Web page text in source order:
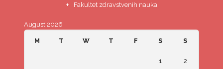
Fakultet zdravstvenih nauka
August 2026
M T W T F S S
1 2